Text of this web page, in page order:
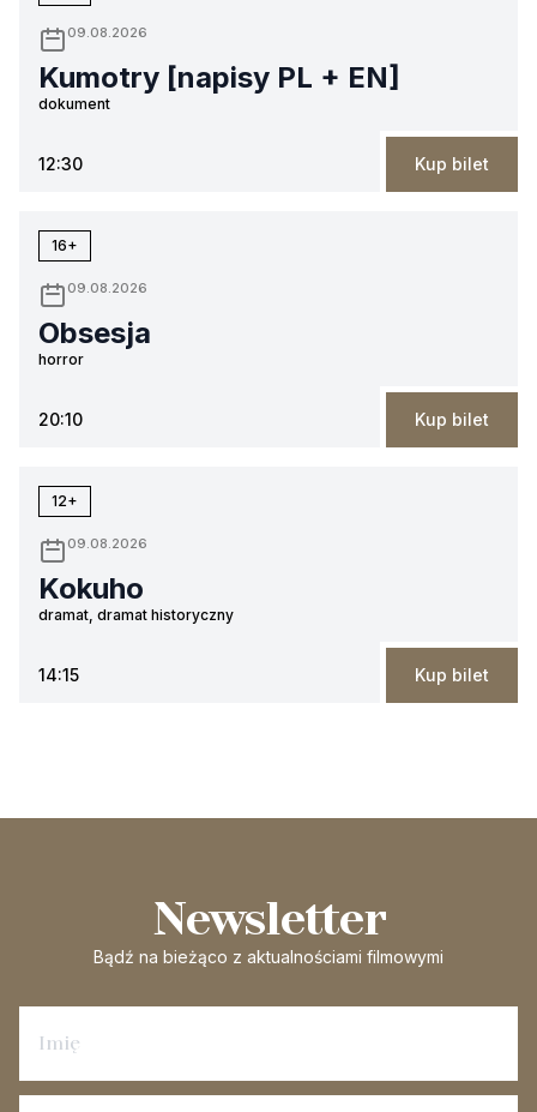
09.08.2026
Kumotry [napisy PL + EN]
dokument
12:30 Kup bilet
16+
09.08.2026
Obsesja
horror
20:10 Kup bilet
12+
09.08.2026
Kokuho
dramat, dramat historyczny
14:15 Kup bilet
Newsletter
Bądź na bieżąco z aktualnościami filmowymi